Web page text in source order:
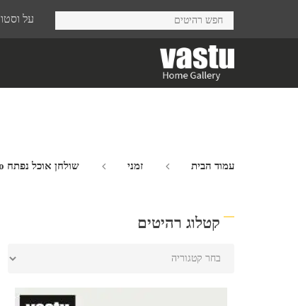
על וסטו
עמוד הבית זמני שולחן אוכל נפתח Monaco
קטלוג רהיטים